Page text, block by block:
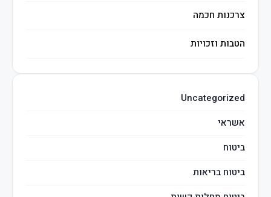
צרכנות חכמה
הטבות וזכויות
השקעות חכמות
מיסים
Uncategorized
אשראי
ביטוח
ביטוח בריאות